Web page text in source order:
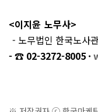
<이지윤 노무사>
- 노무법인 한국노사
- ☎ 02-3272-8005 ·